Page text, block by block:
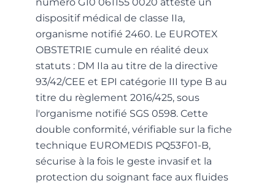
dispositif médical de classe IIa,
organisme notifié 2460. Le EUROTEX
OBSTETRIE cumule en réalité deux
statuts : DM IIa au titre de la directive
93/42/CEE et EPI catégorie III type B au
titre du règlement 2016/425, sous
l'organisme notifié SGS 0598. Cette
double conformité, vérifiable sur la fiche
technique EUROMEDIS PQ53F01-B,
sécurise à la fois le geste invasif et la
protection du soignant face aux fluides